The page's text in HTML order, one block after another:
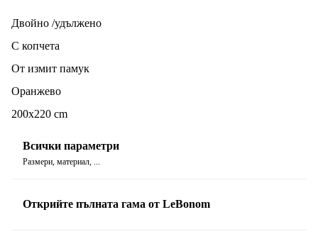
Размерът на спалното бельо е базиран на чешките
дължина от 220 см. Така че лесно можете да намерите
своето.
проектирани така, че да се комбинират лесно един с друг.
внесете игривост в спалнята си и избегнете монотонността.
Двойно /удължено
С копчета
От измит памук
Оранжево
200x220 cm
Всички параметри
Размери, материал, ...
Открийте пълната гама от LeBonom